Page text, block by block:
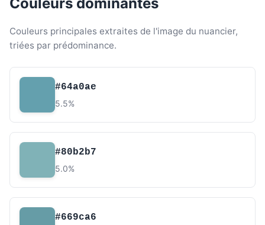
Couleurs principales extraites de l'image du nuancier,
triées par prédominance.
#64a0ae
5.5%
#80b2b7
5.0%
#669ca6